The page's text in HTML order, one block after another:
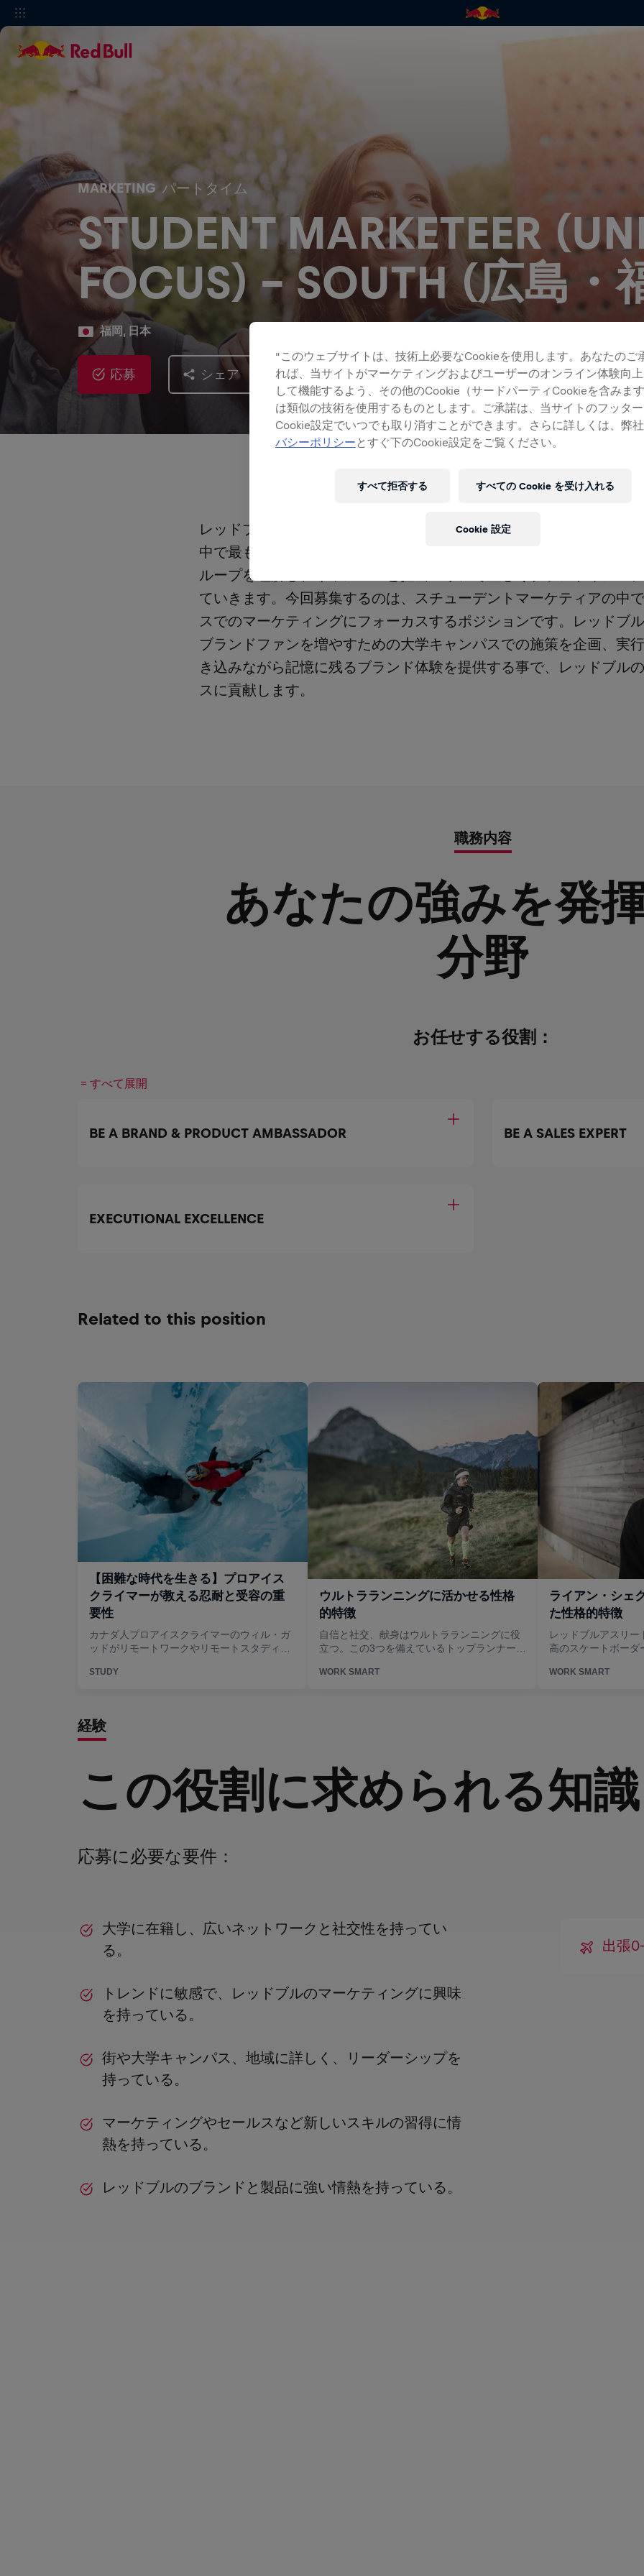
MARKETING パートタイム
STUDENT MARKETEER
FOCUS) - SOUTH (広島・
福岡, 日本
応募 シェア
レッドブルスチューデントマーケティアはブランドと製品のアンバ
中で最も精力的に活躍できるプログラムの一つです。彼らはレッド
ループを理解し、キャンパスと担当エリアで正しくブランドイメー
ていきます。今回募集するのは、スチューデントマーケティアの中
スでのマーケティングにフォーカスするポジションです。レッドブ
ブランドファンを増やすための大学キャンパスでの施策を企画、実
き込みながら記憶に残るブランド体験を提供する事で、レッドブル
スに貢献します。
職務内容
あなたの強みを発
分野
お任せする役割：
= すべて展開
BE A BRAND & PRODUCT AMBASSADOR BE A SALES EXPERT
EXECUTIONAL EXCELLENCE
Related to this position
経験
この役割に求められる知
応募に必要な要件：
大学に在籍し、広いネットワークと社交性を持ってい
る。
トレンドに敏感で、レッドブルのマーケティングに興味
を持っている。
街や大学キャンパス、地域に詳しく、リーダーシップを
持っている。
マーケティングやセールスなど新しいスキルの習得に情
熱を持っている。
レッドブルのブランドと製品に強い情熱を持っている。
出張
”このウェブサイトは、技術上必要なCookieを使用します。あなたのご
れば、当サイトがマーケティングおよびユーザーのオンライン体験向
して機能するよう、その他のCookie（サードパーティCookieを含みま
は類似の技術を使用するものとします。ご承諾は、当サイトのフッタ
Cookie設定でいつでも取り消すことができます。さらに詳しくは、弊
バシーポリシー とすぐ下のCookie設定をご覧ください。
すべて拒否する すべての Cookie を受け入れる
Cookie 設定